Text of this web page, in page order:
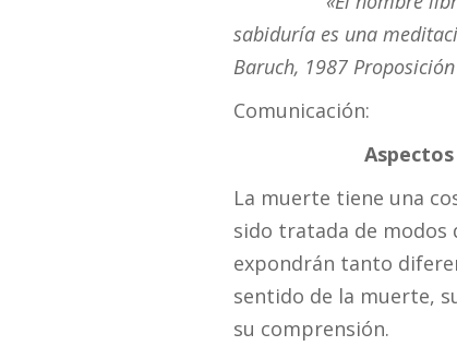
sabiduría es una
Baruch, 1987 Proposición
Comunicación:
La muerte tiene una
sido tratada de modos
expondrán tanto
sentido de la muerte,
su comprensión.